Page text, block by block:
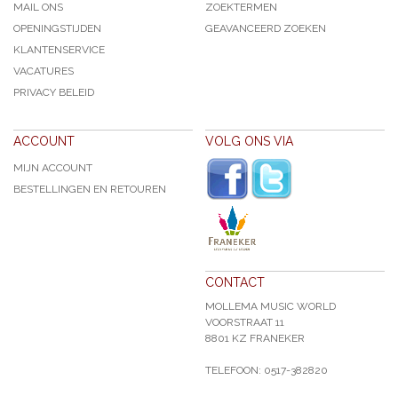
MAIL ONS
OPENINGSTIJDEN
KLANTENSERVICE
VACATURES
PRIVACY BELEID
ZOEKTERMEN
GEAVANCEERD ZOEKEN
ACCOUNT
MIJN ACCOUNT
BESTELLINGEN EN RETOUREN
VOLG ONS VIA
CONTACT
MOLLEMA MUSIC WORLD
VOORSTRAAT 11
8801 KZ FRANEKER
TELEFOON: 0517-382820